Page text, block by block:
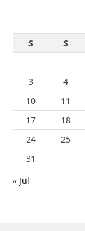
S
S
3
4
10
11
17
18
24
25
31
« Jul